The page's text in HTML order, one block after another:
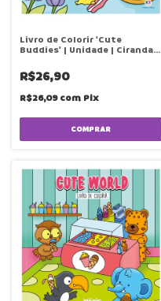
Livro de Colorir 'Cute
Buddies' | Unidade | Ciranda
R$26,90
R$26,09com Pix